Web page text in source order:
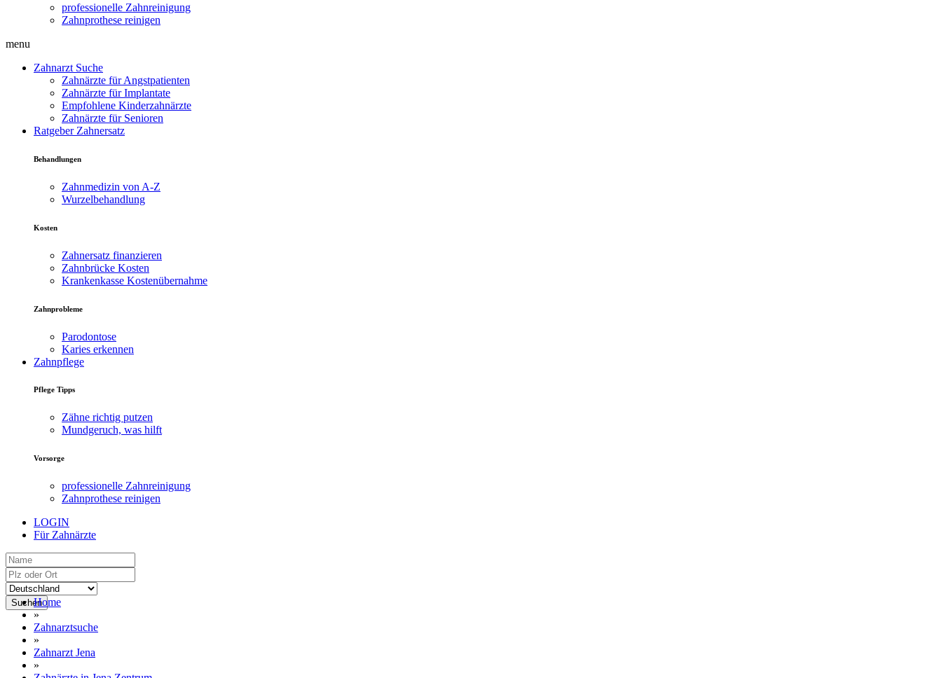
professionelle Zahnreinigung
Zahnprothese reinigen
menu
Zahnarzt Suche
Zahnärzte für Angstpatienten
Zahnärzte für Implantate
Empfohlene Kinderzahnärzte
Zahnärzte für Senioren
Ratgeber Zahnersatz
Behandlungen
Zahnmedizin von A-Z
Wurzelbehandlung
Kosten
Zahnersatz finanzieren
Zahnbrücke Kosten
Krankenkasse Kostenübernahme
Zahnprobleme
Parodontose
Karies erkennen
Zahnpflege
Pflege Tipps
Zähne richtig putzen
Mundgeruch, was hilft
Vorsorge
professionelle Zahnreinigung
Zahnprothese reinigen
LOGIN
Für Zahnärzte
SuchenHome
»
Zahnarztsuche
»
Zahnarzt Jena
»